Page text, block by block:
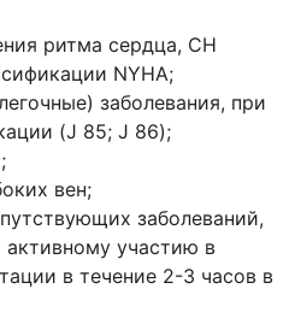
ритма сердца, СН
NYHA;
заболевания, при
(J 85; J 86);
вен;
заболеваний,
активному участию в
в течение 2-3 часов в